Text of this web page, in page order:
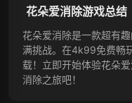
花朵爱消除游戏总结
花朵爱消除是一款超有
满挑战。在4k99免费畅
载！立即开始体验花朵
消除之旅吧！